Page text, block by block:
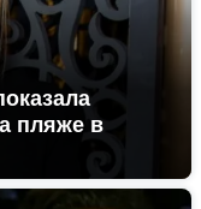
пляже в